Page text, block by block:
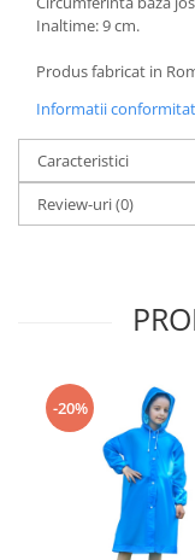
Inaltime: 9 cm.
Produs fabricat in
Informatii
Caracteristici
Review-uri(0)
-20%